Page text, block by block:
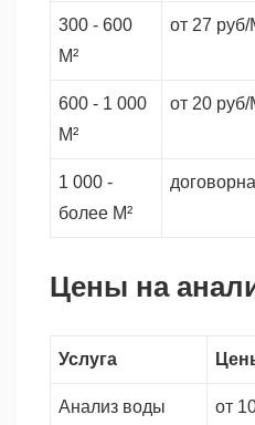
300 - 600
М²
от 27 руб/
600 - 1 000
М²
от 20 руб/
1 000 -
более М²
Цены на
Услуга
Анализ воды от